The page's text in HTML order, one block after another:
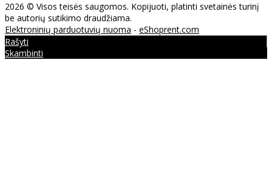
2026 © Visos teisės saugomos. Kopijuoti, platinti svetainės turinį
be autorių sutikimo draudžiama.
Elektroninių parduotuvių nuoma - eShoprent.com
Rašyti
Skambinti